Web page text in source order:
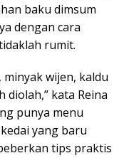
baku dimsum
dengan cara
rumit.
wijen, kaldu
diolah,” kata Reina
punya menu
yang baru
tips praktis